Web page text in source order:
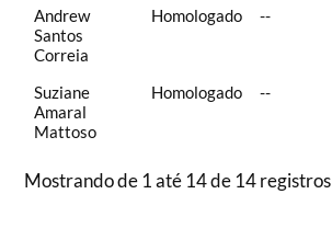
Andrew
Santos
Correia
Homologado --
Suziane
Amaral
Mattoso
Homologado --
Mostrando de 1 até 14 de 14 registros